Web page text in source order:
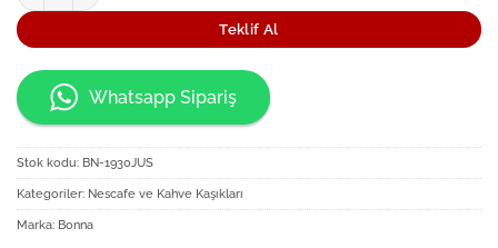
Teklif Al
Whatsapp Sipariş
Stok kodu: BN-1930JUS
Kategoriler: Nescafe ve Kahve Kaşıkları
Marka: Bonna